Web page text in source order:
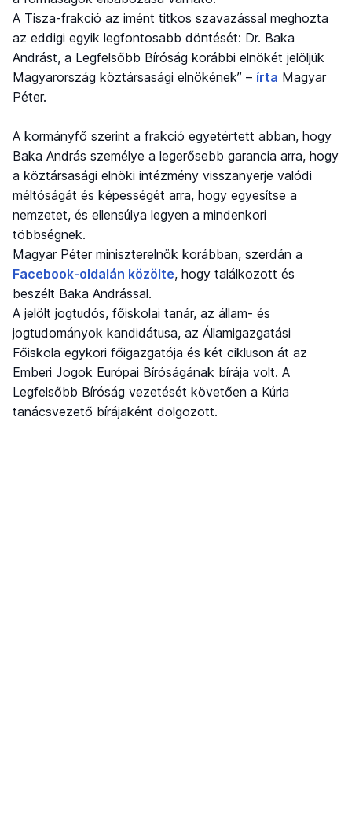
A Tisza-frakció az imént titkos szavazással meghozta
az eddigi egyik legfontosabb döntését: Dr. Baka
Andrást, a Legfelsőbb Bíróság korábbi elnökét jelöljük
Magyarország köztársasági elnökének” – írta Magyar
Péter.
A kormányfő szerint a frakció egyetértett abban, hogy
Baka András személye a legerősebb garancia arra, hogy
a köztársasági elnöki intézmény visszanyerje valódi
méltóságát és képességét arra, hogy egyesítse a
nemzetet, és ellensúlya legyen a mindenkori
többségnek.
Magyar Péter miniszterelnök korábban, szerdán a
Facebook-oldalán közölte, hogy találkozott és
beszélt Baka Andrással.
A jelölt jogtudós, főiskolai tanár, az állam- és
jogtudományok kandidátusa, az Államigazgatási
Főiskola egykori főigazgatója és két cikluson át az
Emberi Jogok Európai Bíróságának bírája volt. A
Legfelsőbb Bíróság vezetését követően a Kúria
tanácsvezető bírájaként dolgozott.